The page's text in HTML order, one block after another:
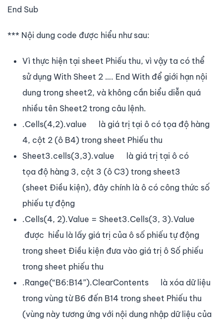
End Sub
*** Nội dung code được hiểu như sau:
Vì thực hiện tại sheet Phiếu thu, vì vậy ta có thể
sử dụng With Sheet 2 …. End With để giới hạn nội
dung trong sheet2, và không cần biểu diễn quá
nhiều tên Sheet2 trong câu lệnh.
.Cells(4,2).value là giá trị tại ô có tọa độ hàng
4, cột 2 (ô B4) trong sheet Phiếu thu
Sheet3.cells(3,3).value là giá trị tại ô có
tọa độ hàng 3, cột 3 (ô C3) trong sheet3
(sheet Điều kiện), đây chính là ô có công thức số
phiếu tự động
.Cells(4, 2).Value = Sheet3.Cells(3, 3).Value
được hiểu là lấy giá trị của ô số phiếu tự động
trong sheet Điều kiện đưa vào giá trị ô Số phiếu
trong sheet phiếu thu
.Range(“B6:B14”).ClearContents là xóa dữ liệu
trong vùng từ B6 đến B14 trong sheet Phiếu thu
(vùng này tương ứng với nội dung nhập dữ liệu của